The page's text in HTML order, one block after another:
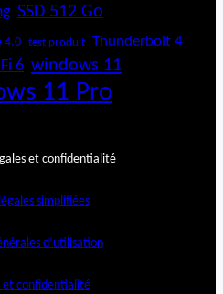
SSD 512 Go
4.0 test produit Thunderbolt 4
6 windows 11
11 Pro
et confidentialité
simplifiées
d’utilisation
et confidentialité